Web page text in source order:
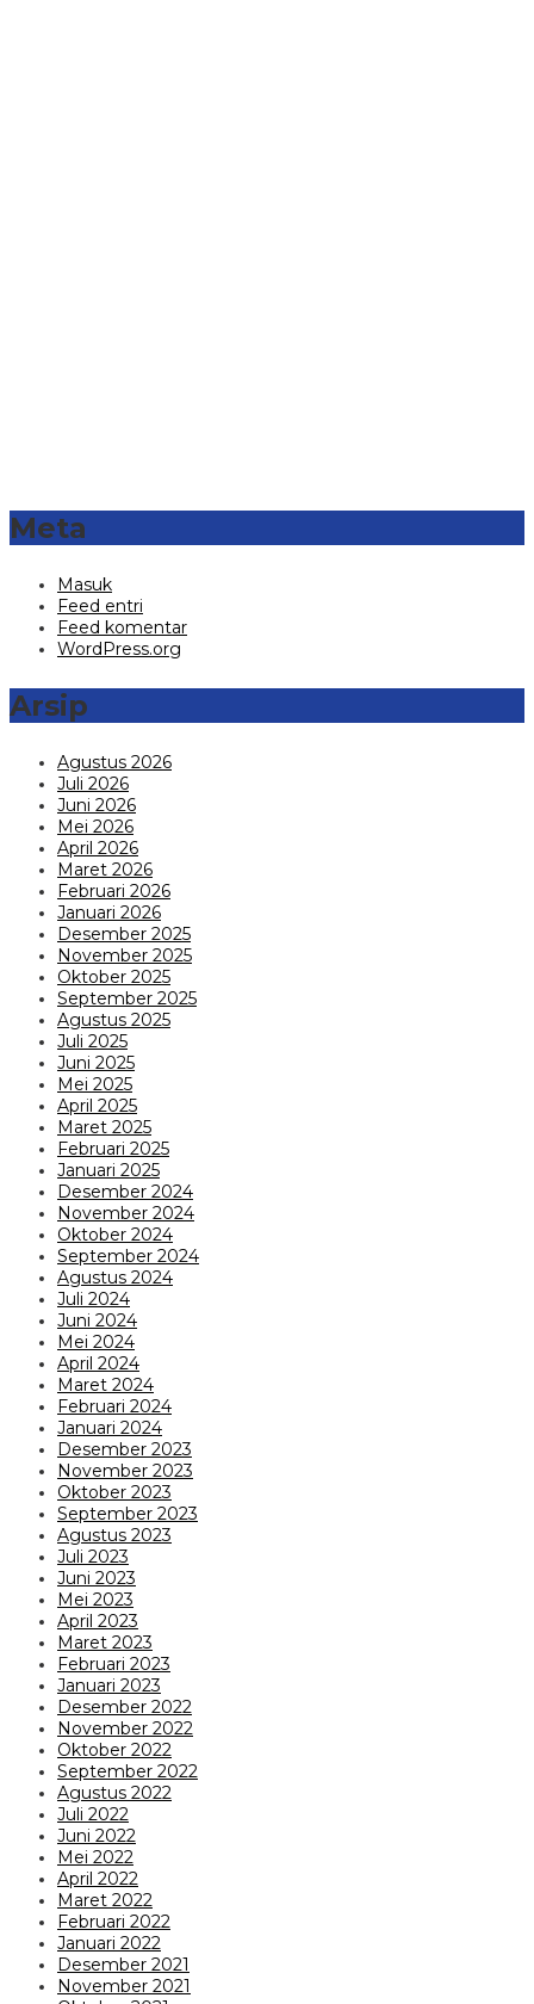
Meta
Masuk
Feed entri
Feed komentar
WordPress.org
Arsip
Agustus 2026
Juli 2026
Juni 2026
Mei 2026
April 2026
Maret 2026
Februari 2026
Januari 2026
Desember 2025
November 2025
Oktober 2025
September 2025
Agustus 2025
Juli 2025
Juni 2025
Mei 2025
April 2025
Maret 2025
Februari 2025
Januari 2025
Desember 2024
November 2024
Oktober 2024
September 2024
Agustus 2024
Juli 2024
Juni 2024
Mei 2024
April 2024
Maret 2024
Februari 2024
Januari 2024
Desember 2023
November 2023
Oktober 2023
September 2023
Agustus 2023
Juli 2023
Juni 2023
Mei 2023
April 2023
Maret 2023
Februari 2023
Januari 2023
Desember 2022
November 2022
Oktober 2022
September 2022
Agustus 2022
Juli 2022
Juni 2022
Mei 2022
April 2022
Maret 2022
Februari 2022
Januari 2022
Desember 2021
November 2021